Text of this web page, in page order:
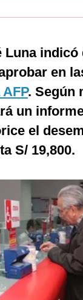
indicó
en
. Según
un
el
S/ 19,800.